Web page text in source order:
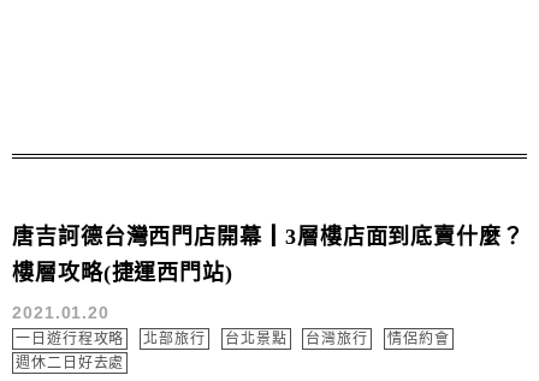
唐吉訶德台灣西門店開幕┃3層樓店面到底賣什麼？
樓層攻略(捷運西門站)
2021.01.20
一日遊行程攻略 北部旅行 台北景點 台灣旅行
情侶約會
週休二日好去處